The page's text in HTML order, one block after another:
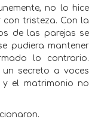
no lo hice
con tristeza. Con la
de las parejas se
pudiera mantener
lo contrario.
secreto a voces
el matrimonio no